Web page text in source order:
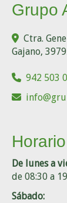
Grupo
Ctra.
Gajano,
942 503
info
Horario
De lunes a
de 08:30 a
Sábado: